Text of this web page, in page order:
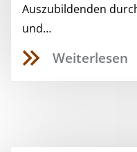
Auszubildenden
und…
Weiterlesen